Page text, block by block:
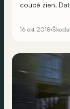
coupé zien.
16 okt 2018 Škoda